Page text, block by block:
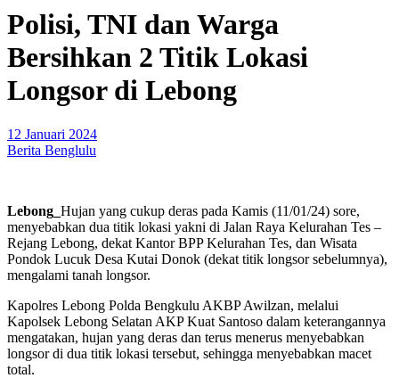
Polisi, TNI dan Warga
Bersihkan 2 Titik Lokasi
Longsor di Lebong
12 Januari 2024
Berita Benglulu
Lebong_ Hujan yang cukup deras pada Kamis (11/01/24) sore,
menyebabkan dua titik lokasi yakni di Jalan Raya Kelurahan Tes –
Rejang Lebong, dekat Kantor BPP Kelurahan Tes, dan Wisata
Pondok Lucuk Desa Kutai Donok (dekat titik longsor sebelumnya),
mengalami tanah longsor.
Kapolres Lebong Polda Bengkulu AKBP Awilzan, melalui
Kapolsek Lebong Selatan AKP Kuat Santoso dalam keterangannya
mengatakan, hujan yang deras dan terus menerus menyebabkan
longsor di dua titik lokasi tersebut, sehingga menyebabkan macet
total.